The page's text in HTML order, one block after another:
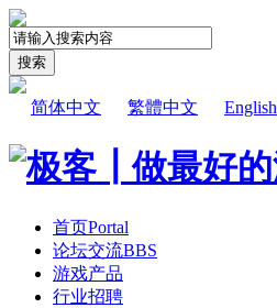
搜索
简体中文 繁體中文 English
首页Portal
论坛交流BBS
游戏产品
行业招聘